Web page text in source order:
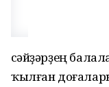
Әсәйҙәрҙең
ҡылған